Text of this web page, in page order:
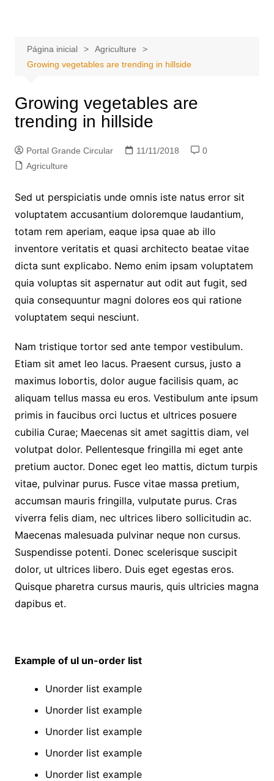
conteúdoPágina inicial
Agriculture
Growing vegetables are trending in hillside
Growing vegetables are
trending in hillside
Portal Grande Circular 11/11/2018
0
Agriculture
Sed ut perspiciatis unde omnis iste natus error sit
voluptatem accusantium doloremque laudantium,
totam rem aperiam, eaque ipsa quae ab illo
inventore veritatis et quasi architecto beatae vitae
dicta sunt explicabo. Nemo enim ipsam voluptatem
quia voluptas sit aspernatur aut odit aut fugit, sed
quia consequuntur magni dolores eos qui ratione
voluptatem sequi nesciunt.
Nam tristique tortor sed ante tempor vestibulum.
Etiam sit amet leo lacus. Praesent cursus, justo a
maximus lobortis, dolor augue facilisis quam, ac
aliquam tellus massa eu eros. Vestibulum ante ipsum
primis in faucibus orci luctus et ultrices posuere
cubilia Curae; Maecenas sit amet sagittis diam, vel
volutpat dolor. Pellentesque fringilla mi eget ante
pretium auctor. Donec eget leo mattis, dictum turpis
vitae, pulvinar purus. Fusce vitae massa pretium,
accumsan mauris fringilla, vulputate purus. Cras
viverra felis diam, nec ultrices libero sollicitudin ac.
Maecenas malesuada pulvinar neque non cursus.
Suspendisse potenti. Donec scelerisque suscipit
dolor, ut ultrices libero. Duis eget egestas eros.
Quisque pharetra cursus mauris, quis ultricies magna
dapibus et.
Example of ul un-order list
Unorder list example
Unorder list example
Unorder list example
Unorder list example
Unorder list example